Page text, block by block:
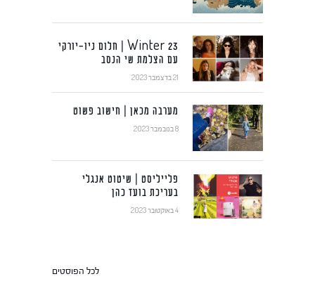
Winter 23 | חלום ניו-יורקי
עם הצלמת שי הנסב
21 בדצמבר 2023
מערבה מכאן | חישוב פשוט
8 בנובמבר 2023
פלייליסט | שיטוט אנגלי
בעריכת בועז כהן
4 באוקטובר 2023
לכל הפוסטים